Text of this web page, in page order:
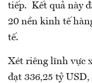
tiếp. Kết quả này
20 nền kinh tế
tế.
Xét riêng lĩnh vực
đạt 336,25 tỷ